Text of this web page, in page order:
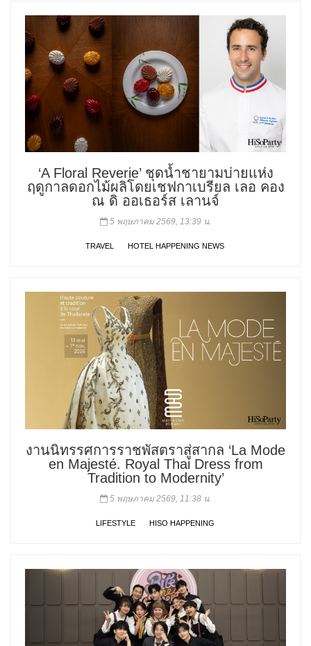
‘A Floral Reverie’ ชุดน้ำชายามบ่ายแห่ง
ฤดูกาลดอกไม้ผลิโดยเชฟกาเบรียล เลอ คอง
ณ ดิ ออเธอร์ส เลานจ์
5 พฤษภาคม 2569, 13:39 น.
TRAVEL HOTEL HAPPENING NEWS
งานนิทรรศการราชพัสตราสู่สากล ‘La Mode
en Majesté. Royal Thai Dress from
Tradition to Modernity’
5 พฤษภาคม 2569, 11:38 น.
LIFESTYLE HISO HAPPENING